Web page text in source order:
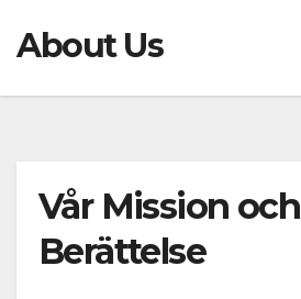
About Us
Vår Mission och
Berättelse